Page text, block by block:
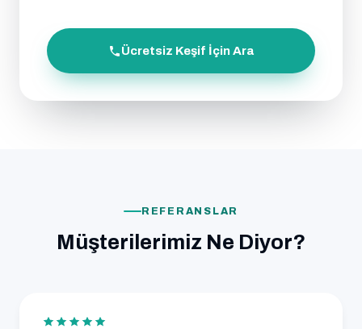
Ücretsiz Keşif İçin Ara
REFERANSLAR
Müşterilerimiz Ne Diyor?